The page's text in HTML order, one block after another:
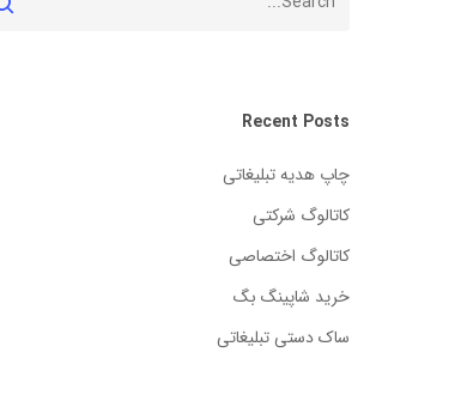
Recent Posts
چاپ هدیه تبلیغاتی
کاتالوگ شرکتی
کاتالوگ اختصاصی
خرید شاپینگ بگ
ساک دستی تبلیغاتی